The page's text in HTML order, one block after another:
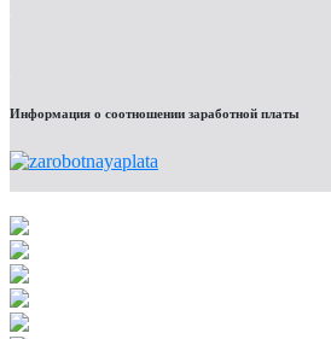
Информация о соотношении заработной платы